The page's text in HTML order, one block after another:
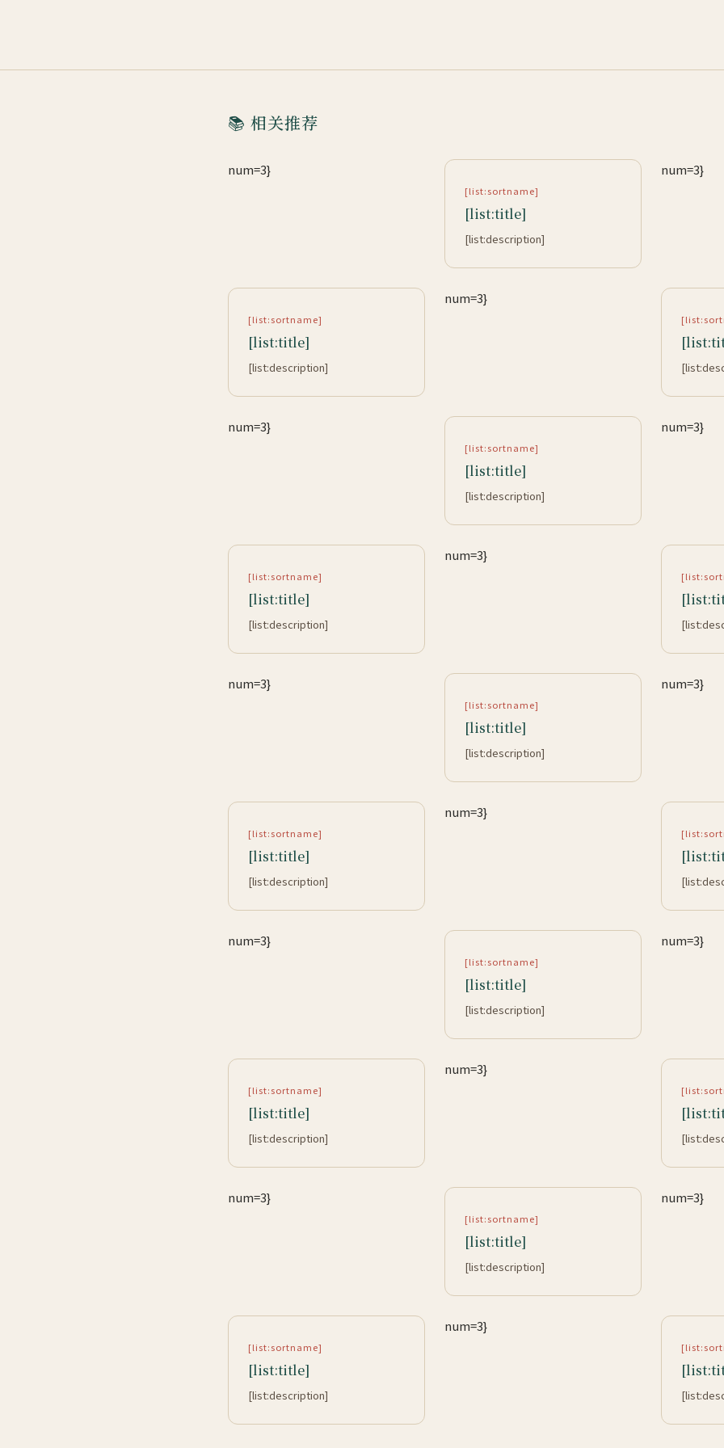
📚 相关推荐
num=3}
[list:sortname]
[list:title]
[list:description]
num=3}
[list:sortname]
[list:title]
[list:description]
num=3}
num=3}
[list:sortname]
[list:title]
[list:description]
num=3}
[list:sortname]
[list:title]
[list:description]
num=3}
num=3}
[list:sortname]
[list:title]
[list:description]
num=3}
[list:sortname]
[list:title]
[list:description]
num=3}
num=3}
[list:sortname]
[list:title]
[list:description]
num=3}
[list:sortname]
[list:title]
[list:description]
num=3}
num=3}
[list:sortname]
[list:title]
[list:description]
num=3}
[list:sortname]
[list:title]
[list:description]
num=3}